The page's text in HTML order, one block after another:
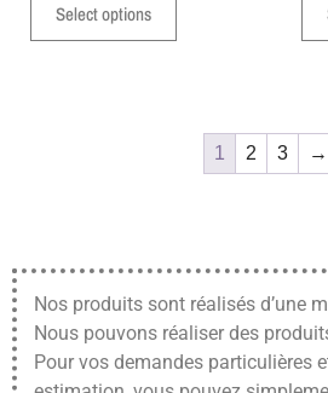
Select options
1 2 3 →
Nos produits sont réalisés d’une
Nous pouvons réaliser des
Pour vos demandes particulières